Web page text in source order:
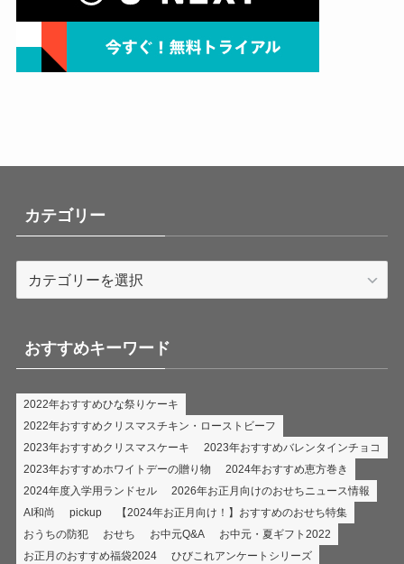
カテゴリー
リ
ー
おすすめキーワード
2022年おすすめひな祭りケーキ
2022年おすすめクリスマスチキン・ローストビーフ
2023年おすすめクリスマスケーキ
2023年おすすめバレンタインチョコ
2023年おすすめホワイトデーの贈り物
2024年おすすめ恵方巻き
2024年度入学用ランドセル
2026年お正月向けのおせちニュース情報
AI和尚
pickup
【2024年お正月向け！】おすすめのおせち特集
おうちの防犯
おせち お中元Q&A
お中元・夏ギフト2022
お正月のおすすめ福袋2024
ひびこれアンケートシリーズ